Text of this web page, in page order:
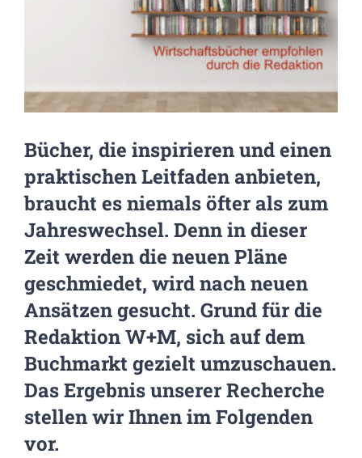
Bücher, die inspirieren und einen
praktischen Leitfaden anbieten,
braucht es niemals öfter als zum
Jahreswechsel. Denn in dieser
Zeit werden die neuen Pläne
geschmiedet, wird nach neuen
Ansätzen gesucht. Grund für die
Redaktion W+M, sich auf dem
Buchmarkt gezielt umzuschauen.
Das Ergebnis unserer Recherche
stellen wir Ihnen im Folgenden
vor.